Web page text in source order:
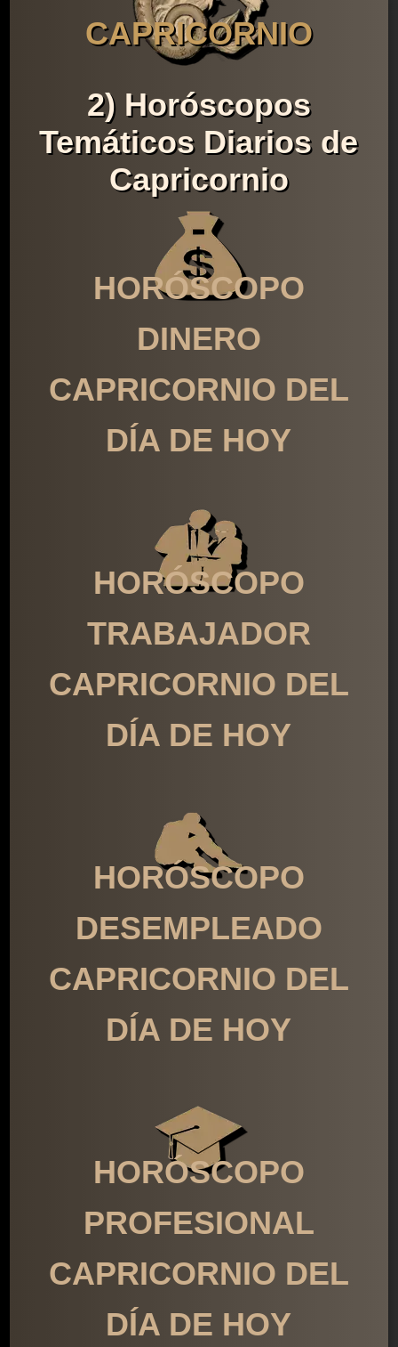
CAPRICORNIO
2) Horóscopos
Temáticos Diarios de
Capricornio
HORÓSCOPO
DINERO
CAPRICORNIO DEL
DÍA DE HOY
HORÓSCOPO
TRABAJADOR
CAPRICORNIO DEL
DÍA DE HOY
HORÓSCOPO
DESEMPLEADO
CAPRICORNIO DEL
DÍA DE HOY
HORÓSCOPO
PROFESIONAL
CAPRICORNIO DEL
DÍA DE HOY